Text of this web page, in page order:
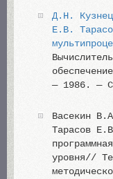
Д.Н.
Е.В.
— 1986. —
Васекин
Тарасов
уровня//